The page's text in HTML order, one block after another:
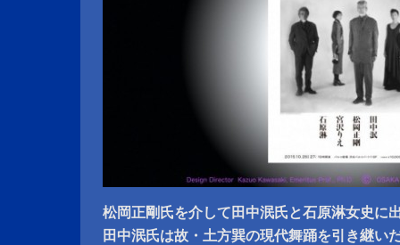
松岡正剛氏を介して田中泯氏と石原淋女史に
田中泯氏は故・土方巽の現代舞踊を引き継い